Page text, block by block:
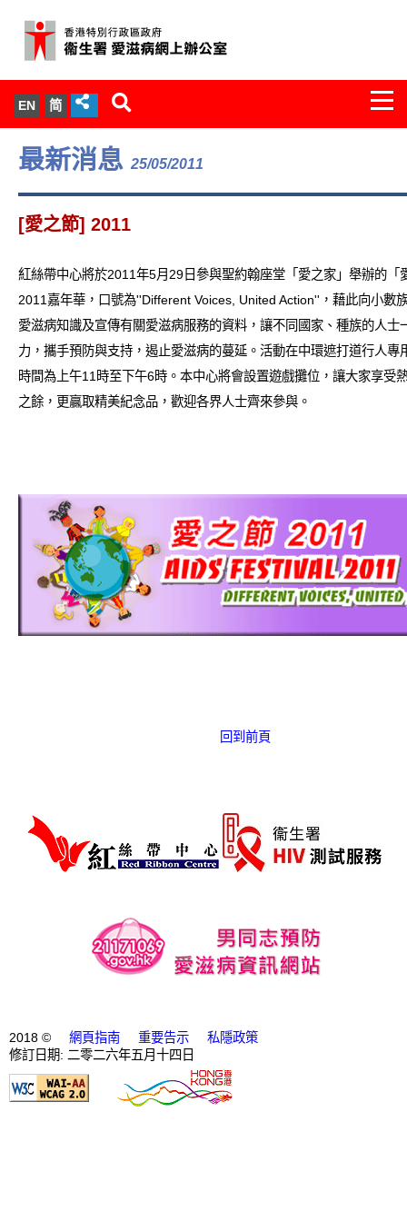
EN 简
關於我們
服務範圍
新聞發佈
愛滋病病毒感染與醫護人員專家組
最新消息 25/05/2011
[愛之節] 2011
紅絲帶中心將於2011年5月29日參與聖約翰座堂「愛之家」舉辦的「
2011嘉年華，口號為''Different Voices, United Action''，藉此向小數
愛滋病知識及宣傳有關愛滋病服務的資料，讓不同國家、種族的人士
力，攜手預防與支持，遏止愛滋病的蔓延。活動在中環遮打道行人專
時間為上午11時至下午6時。本中心將會設置遊戲攤位，讓大家享受
之餘，更贏取精美紀念品，歡迎各界人士齊來參與。
回到前頁
2018 © 網頁指南 重要告示
私隱政策
修訂日期: 二零二六年五月十四日